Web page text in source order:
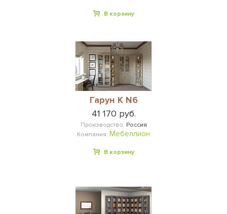
В корзину
Гарун К N6
41 170 руб.
Производство: Россия
Компания: Мебеллион
В корзину